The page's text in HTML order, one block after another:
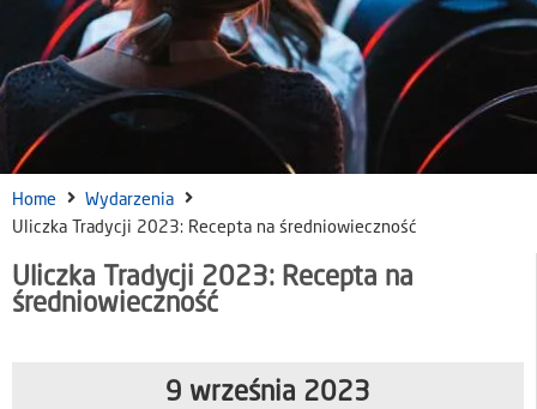
Home
Wydarzenia
Uliczka Tradycji 2023: Recepta na średniowieczność
Uliczka Tradycji 2023: Recepta na
średniowieczność
9 września 2023